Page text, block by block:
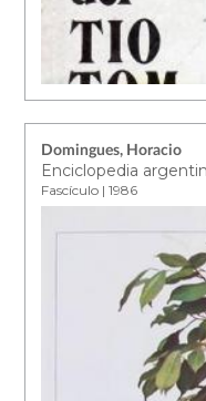
Domingues, Horacio
Enciclopedia
Fascículo | 1986